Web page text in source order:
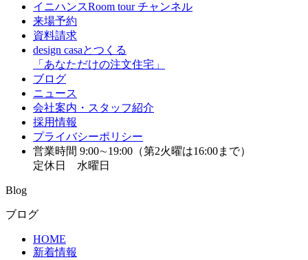
イニハンスRoom tour チャンネル
来場予約
資料請求
design casaとつくる
「あなただけの注文住宅」
ブログ
ニュース
会社案内・スタッフ紹介
採用情報
プライバシーポリシー
営業時間 9:00∼19:00（第2火曜は16:00まで）
定休日 水曜日
Blog
ブログ
HOME
新着情報